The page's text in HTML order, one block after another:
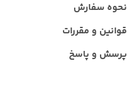
نحوه سفارش
قوانین و مقررات
پرسش و پاسخ